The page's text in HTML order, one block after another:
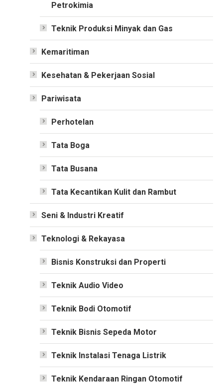
Petrokimia
Teknik Produksi Minyak dan Gas
Kemaritiman
Kesehatan & Pekerjaan Sosial
Pariwisata
Perhotelan
Tata Boga
Tata Busana
Tata Kecantikan Kulit dan Rambut
Seni & Industri Kreatif
Teknologi & Rekayasa
Bisnis Konstruksi dan Properti
Teknik Audio Video
Teknik Bodi Otomotif
Teknik Bisnis Sepeda Motor
Teknik Instalasi Tenaga Listrik
Teknik Kendaraan Ringan Otomotif